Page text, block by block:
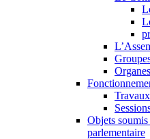
Objets
parlementaire